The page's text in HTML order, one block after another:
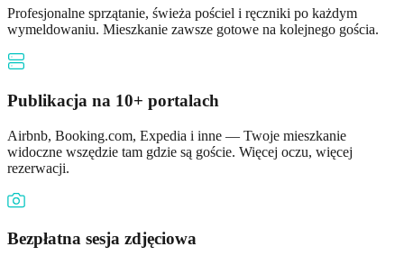
Profesjonalne sprzątanie, świeża pościel i ręczniki po każdym
wymeldowaniu. Mieszkanie zawsze gotowe na kolejnego gościa.
Publikacja na 10+ portalach
Airbnb, Booking.com, Expedia i inne — Twoje mieszkanie
widoczne wszędzie tam gdzie są goście. Więcej oczu, więcej
rezerwacji.
Bezpłatna sesja zdjęciowa